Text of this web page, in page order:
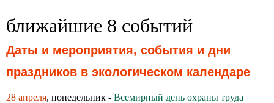
ближайшие 8 событий
Даты и мероприятия, события и дни
праздников в экологическом календаре
28 апреля, понедельник - Всемирный день охраны труда